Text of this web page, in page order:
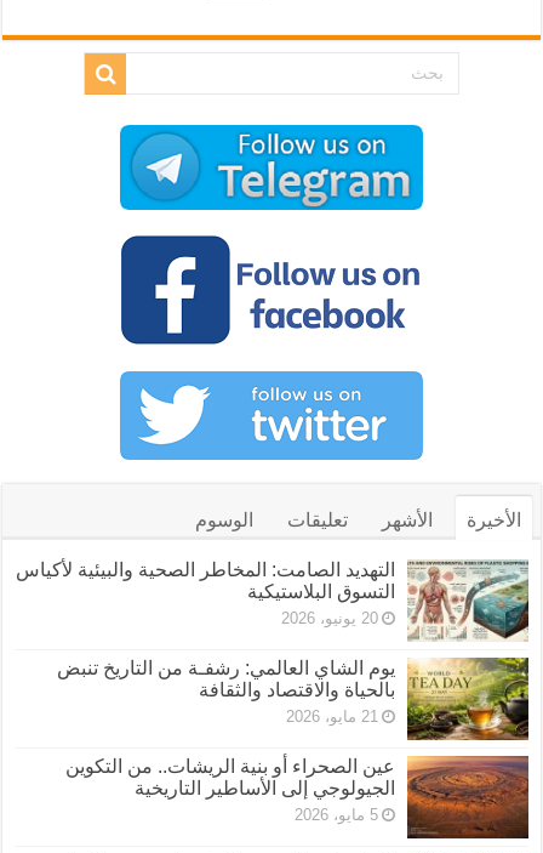
الأخيرة الأشهر تعليقات الوسوم
التهديد الصامت: المخاطر الصحية والبيئية لأكياس
التسوق البلاستيكية
20 يونيو، 2026
يوم الشاي العالمي: رشفـة من التاريخ تنبض
بالحياة والاقتصاد والثقافة
21 مايو، 2026
عين الصحراء أو بنية الريشات.. من التكوين
الجيولوجي إلى الأساطير التاريخية
5 مايو، 2026